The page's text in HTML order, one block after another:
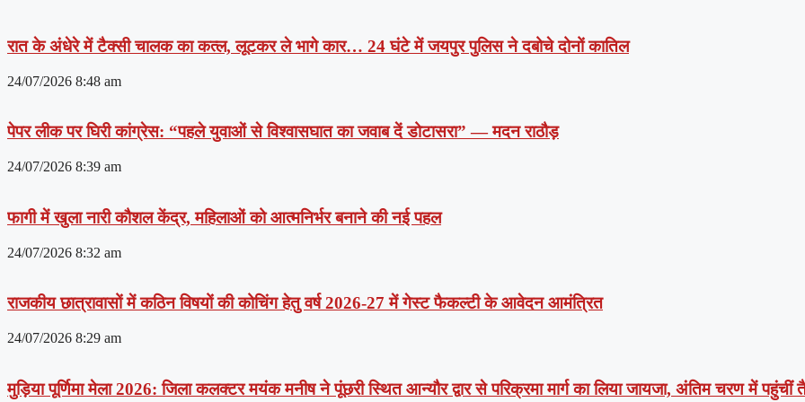
रात के अंधेरे में टैक्सी चालक का कत्ल, लूटकर ले भागे कार… 24 घंटे में जयपुर पुलिस ने दबोचे दोनों कातिल
24/07/2026 8:48 am
पेपर लीक पर घिरी कांग्रेस: “पहले युवाओं से विश्वासघात का जवाब दें डोटासरा” — मदन राठौड़
24/07/2026 8:39 am
फागी में खुला नारी कौशल केंद्र, महिलाओं को आत्मनिर्भर बनाने की नई पहल
24/07/2026 8:32 am
राजकीय छात्रावासों में कठिन विषयों की कोचिंग हेतु वर्ष 2026-27 में गेस्ट फैकल्टी के आवेदन आमंत्रित
24/07/2026 8:29 am
मुड़िया पूर्णिमा मेला 2026: जिला कलक्टर मयंक मनीष ने पूंछरी स्थित आन्यौर द्वार से परिक्रमा मार्ग का लिया जायजा, अंतिम चरण में पहुंचीं